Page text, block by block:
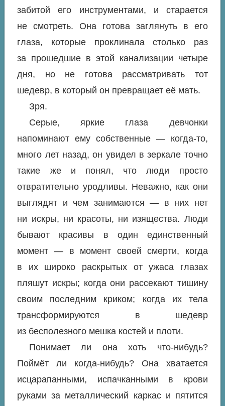
забитой его инструментами, и старается
не смотреть. Она готова заглянуть в его
глаза, которые проклинала столько раз
за прошедшие в этой канализации четыре
дня, но не готова рассматривать тот
шедевр, в который он превращает её мать.
Зря.
Серые, яркие глаза девчонки
напоминают ему собственные — когда-то,
много лет назад, он увидел в зеркале точно
такие же и понял, что люди просто
отвратительно уродливы. Неважно, как они
выглядят и чем занимаются — в них нет
ни искры, ни красоты, ни изящества. Люди
бывают красивы в один единственный
момент — в момент своей смерти, когда
в их широко раскрытых от ужаса глазах
пляшут искры; когда они рассекают тишину
своим последним криком; когда их тела
трансформируются в шедевр
из бесполезного мешка костей и плоти.
Понимает ли она хоть что-нибудь?
Поймёт ли когда-нибудь? Она хватается
исцарапанными, испачканными в крови
руками за металлический каркас и пятится